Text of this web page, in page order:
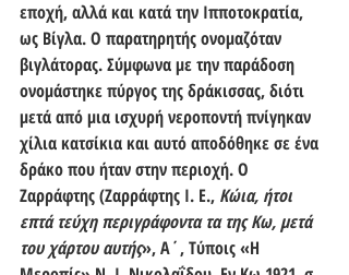
εποχή, αλλά και κατά την Ιπποτοκρατία,
ως Βίγλα. Ο παρατηρητής ονομαζόταν
βιγλάτορας. Σύμφωνα με την παράδοση
ονομάστηκε πύργος της δράκισσας, διότι
μετά από μια ισχυρή νεροποντή πνίγηκαν
χίλια κατσίκια και αυτό αποδόθηκε σε ένα
δράκο που ήταν στην περιοχή. Ο
Ζαρράφτης (Ζαρράφτης Ι. Ε., Κώια, ήτοι
επτά τεύχη περιγράφοντα τα της Κω, μετά
του χάρτου αυτής», Α΄, Τύποις «Η